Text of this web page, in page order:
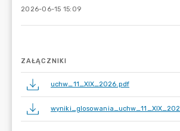
2026-06-15 15:09
ZAŁĄCZNIKI
uchw_11_XIX_2026.pdf